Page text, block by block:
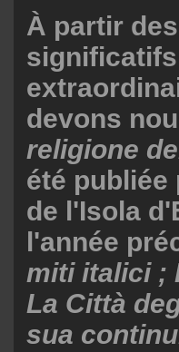
À partir
devons
religione
été publiée
de l'Isola
l'année
miti italici ;
La Città
sua